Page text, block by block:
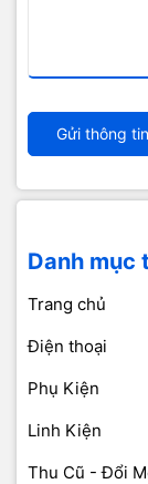
Gửi thông tin
Danh mục
Trang chủ
Điện thoại
Phụ Kiện
Linh Kiện
Thu Cũ - Đổi